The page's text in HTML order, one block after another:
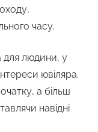
часу.
для людини, у
ювіляра.
а більш
навідні